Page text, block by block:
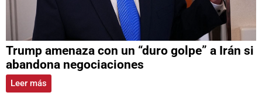
Trump amenaza con un “duro golpe” a Irán si
abandona negociaciones
Leer más